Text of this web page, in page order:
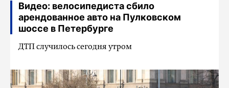
Видео: велосипедиста сбило
арендованное авто на Пулковском
шоссе в Петербурге
ДТП случилось сегодня утром